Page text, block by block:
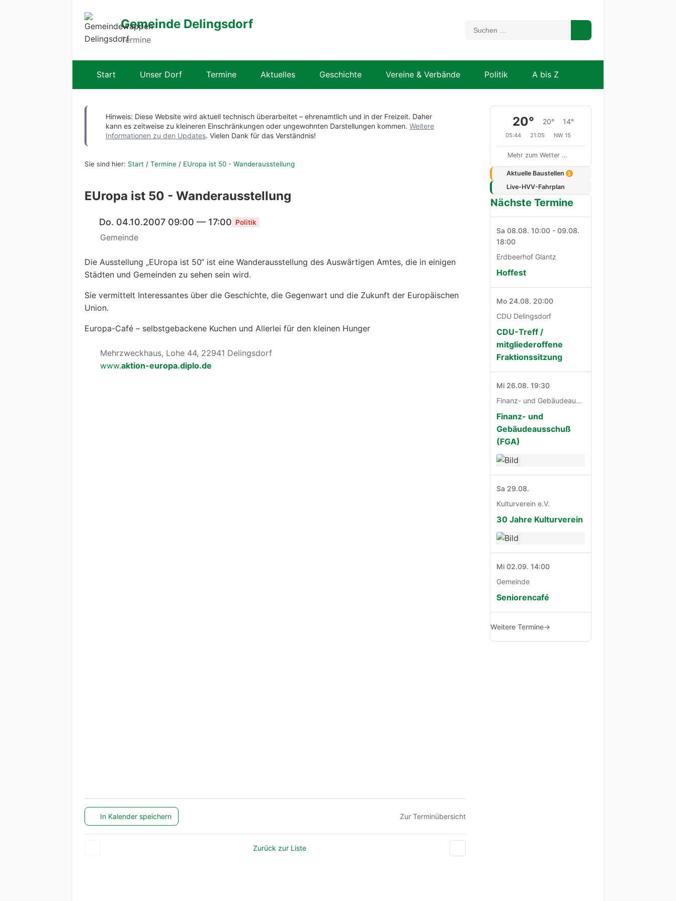
Gemeinde Delingsdorf
Termine
Start Unser Dorf Termine Aktuelles Geschichte Vereine & Verbände Politik A bis Z
Hinweis: Diese Website wird aktuell technisch überarbeitet – ehrenamtlich und in der Freizeit. Daher
kann es zeitweise zu kleineren Einschränkungen oder ungewohnten Darstellungen kommen. Weitere
Informationen zu den Updates. Vielen Dank für das Verständnis!
Sie sind hier: Start / Termine / EUropa ist 50 - Wanderausstellung
EUropa ist 50 - Wanderausstellung
Do. 04.10.2007 09:00 — 17:00 Politik
Gemeinde
Die Ausstellung „EUropa ist 50“ ist eine Wanderausstellung des Auswärtigen Amtes, die in einigen
Städten und Gemeinden zu sehen sein wird.
Sie vermittelt Interessantes über die Geschichte, die Gegenwart und die Zukunft der Europäischen
Union.
Europa-Café – selbstgebackene Kuchen und Allerlei für den kleinen Hunger
Mehrzweckhaus, Lohe 44, 22941 Delingsdorf
www.aktion-europa.diplo.de
In Kalender speichern Zur Terminübersicht
Zurück zur Liste
20° 20° 14°
05:44 21:05 NW 15
Mehr zum Wetter …
Aktuelle Baustellen 3
Live-HVV-Fahrplan
Nächste Termine
Sa 08.08. 10:00 - 09.08.
18:00
Erdbeerhof Glantz
Hoffest
Mo 24.08. 20:00
CDU Delingsdorf
CDU-Treff /
mitgliederoffene
Fraktionssitzung
Mi 26.08. 19:30
Finanz- und Gebäudeausschuß
Finanz- und
Gebäudeausschuß
(FGA)
Sa 29.08.
Kulturverein e.V.
30 Jahre Kulturverein
Mi 02.09. 14:00
Gemeinde
Seniorencafé
Weitere Termine→